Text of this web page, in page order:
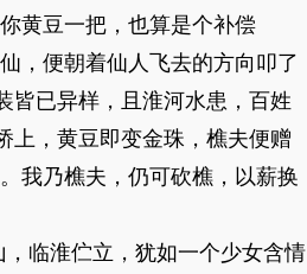
黄豆一把，也算是个补偿
，便朝着仙人飞去的方向叩了
皆已异样，且淮河水患，百姓
上，黄豆即变金珠，樵夫便赠
我乃樵夫，仍可砍樵，以薪换
临淮伫立，犹如一个少女含情